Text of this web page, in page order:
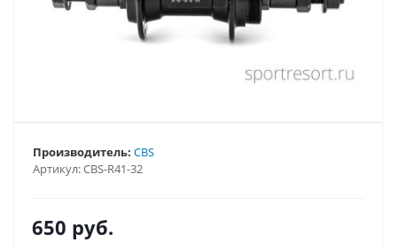
Артикул:CBS-R41-32
Производитель: CBS
650 руб.